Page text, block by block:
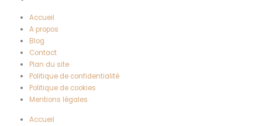
Accueil
A propos
Blog
Contact
Plan du site
Politique de confidentialité
Politique de cookies
Mentions légales
Accueil